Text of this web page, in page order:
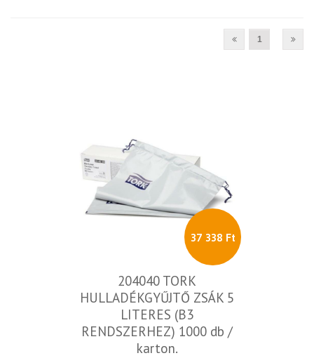
1
37 338 Ft
204040 TORK
HULLADÉKGYŰJTŐ ZSÁK 5
LITERES (B3
RENDSZERHEZ) 1000 db /
karton.